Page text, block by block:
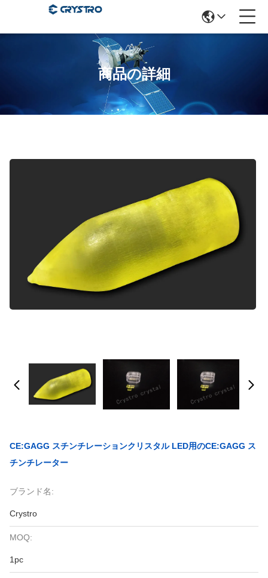
商品の詳細
CE:GAGG スチンチレーションクリスタル LED用のCE:GAGG ス
チンチレーター
ブランド名:
Crystro
MOQ:
1pc